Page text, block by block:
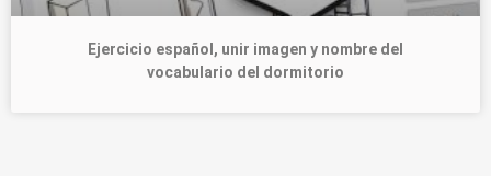
Ejercicio español, unir imagen y nombre del
vocabulario del dormitorio